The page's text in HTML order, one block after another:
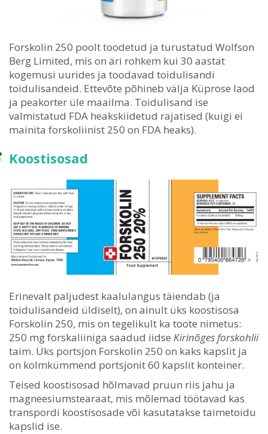
Forskolin 250 poolt toodetud ja turustatud Wolfson
Berg Limited, mis on äri rohkem kui 30 aastat
kogemusi uurides ja toodavad toidulisandi
toidulisandeid. Ettevõte põhineb välja Küprose laod
ja peakorter üle maailma. Toidulisand ise
valmistatud FDA heakskiidetud rajatised (kuigi ei
mainita forskoliinist 250 on FDA heaks).
Koostisosad
Erinevalt paljudest kaalulangus täiendab (ja
toidulisandeid üldiselt), on ainult üks koostisosa
Forskolin 250, mis on tegelikult ka toote nimetus:
250 mg forskaliiniga saadud iidse Kirinõges forskohlii
taim. Üks portsjon Forskolin 250 on kaks kapslit ja
on kolmkümmend portsjonit 60 kapslit konteiner.
Teised koostisosad hõlmavad pruun riis jahu ja
magneesiumstearaat, mis mõlemad töötavad kas
transpordi koostisosade või kasutatakse taimetoidu
kapslid ise.